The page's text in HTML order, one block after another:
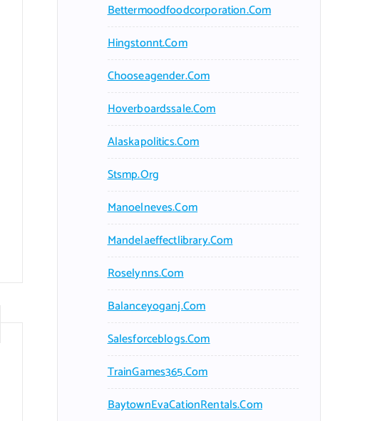
Bettermoodfoodcorporation.com
Hingstonnt.com
Chooseagender.com
Hoverboardssale.com
Alaskapolitics.com
Stsmp.org
Manoelneves.com
Mandelaeffectlibrary.com
Roselynns.com
Balanceyoganj.com
Salesforceblogs.com
TrainGames365.com
BaytownEvaCationRentals.com